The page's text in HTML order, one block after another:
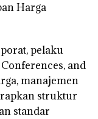
Harga
pelaku
and
manajemen
struktur
standar